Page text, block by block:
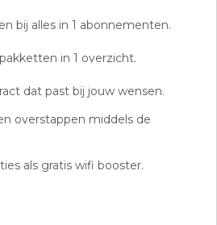
bij alles in 1 abonnementen.
in 1 overzicht.
dat past bij jouw wensen.
overstappen middels de
als gratis wifi booster.